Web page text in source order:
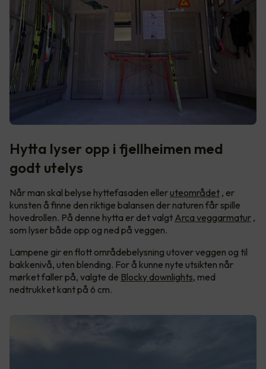
Hytta lyser opp i fjellheimen med
godt utelys
Når man skal belyse hyttefasaden eller uteområdet , er
kunsten å finne den riktige balansen der naturen får spille
hovedrollen. På denne hytta er det valgt Arca veggarmatur ,
som lyser både opp og ned på veggen.
Lampene gir en flott områdebelysning utover veggen og til
bakkenivå, uten blending. For å kunne nyte utsikten når
mørket faller på, valgte de Blocky downlights, med
nedtrukket kant på 6 cm.